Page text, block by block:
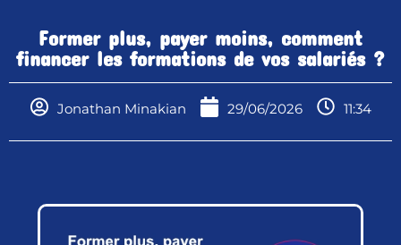
Former plus, payer moins, comment
financer les formations de vos salariés ?
Jonathan Minakian 29/06/2026 11:34